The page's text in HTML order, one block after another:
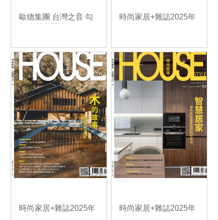
歐德集團 台灣之音 勾
時尚家居+雜誌2025年
時尚家居+雜誌2025年
時尚家居+雜誌2025年